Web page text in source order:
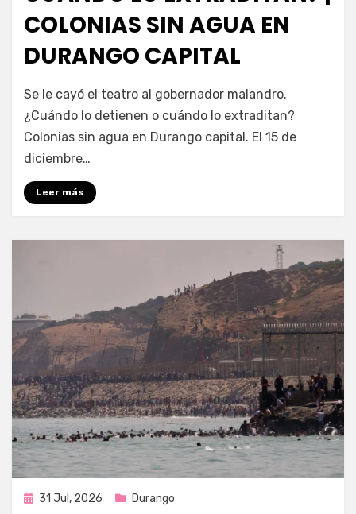
COLONIAS SIN AGUA EN
DURANGO CAPITAL
por Fernando Miranda Servín
Se le cayó el teatro al gobernador malandro.
¿Cuándo lo detienen o cuándo lo extraditan?
Colonias sin agua en Durango capital. El 15 de
diciembre…
Leer más
Publicada
31 Jul, 2026 Durango